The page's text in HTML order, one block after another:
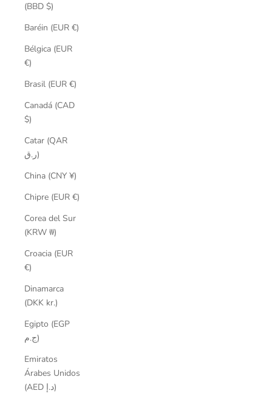
(BBD $)
Baréin (EUR €)
Bélgica (EUR
€)
Brasil (EUR €)
Canadá (CAD
$)
Catar (QAR
ر.ق)
China (CNY ¥)
Chipre (EUR €)
Corea del Sur
(KRW ₩)
Croacia (EUR
€)
Dinamarca
(DKK kr.)
Egipto (EGP
ج.م)
Emiratos
Árabes Unidos
(AED د.إ)